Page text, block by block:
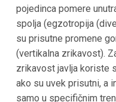
pojedinca pomere
spolja (egzotropija
su prisutne promene
(vertikalna zrikavost).
zrikavost javlja koriste
ako su uvek prisutni, a
samo u specifičnim